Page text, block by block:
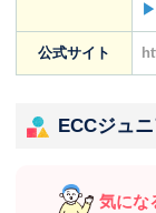
▶
公式サイト
ECCジュ
気にな